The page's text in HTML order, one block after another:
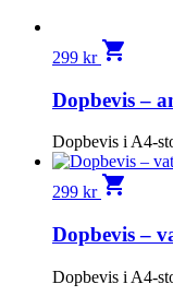
299 kr shopping_cart
Dopbevis –
Dopbevis i A4-
299 kr shopping_cart
Dopbevis –
Dopbevis i A4-